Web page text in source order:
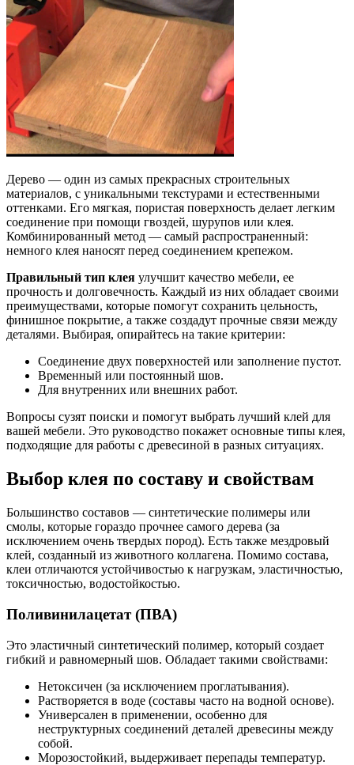
Дерево — один из самых прекрасных строительных
материалов, с уникальными текстурами и естественными
оттенками. Его мягкая, пористая поверхность делает легким
соединение при помощи гвоздей, шурупов или клея.
Комбинированный метод — самый распространенный:
немного клея наносят перед соединением крепежом.
Правильный тип клея улучшит качество мебели, ее
прочность и долговечность. Каждый из них обладает своими
преимуществами, которые помогут сохранить цельность,
финишное покрытие, а также создадут прочные связи между
деталями. Выбирая, опирайтесь на такие критерии:
Соединение двух поверхностей или заполнение пустот.
Временный или постоянный шов.
Для внутренних или внешних работ.
Вопросы сузят поиски и помогут выбрать лучший клей для
вашей мебели. Это руководство покажет основные типы клея,
подходящие для работы с древесиной в разных ситуациях.
Выбор клея по составу и свойствам
Большинство составов — синтетические полимеры или
смолы, которые гораздо прочнее самого дерева (за
исключением очень твердых пород). Есть также мездровый
клей, созданный из животного коллагена. Помимо состава,
клеи отличаются устойчивостью к нагрузкам, эластичностью,
токсичностью, водостойкостью.
Поливинилацетат (ПВА)
Это эластичный синтетический полимер, который создает
гибкий и равномерный шов. Обладает такими свойствами:
Нетоксичен (за исключением проглатывания).
Растворяется в воде (составы часто на водной основе).
Универсален в применении, особенно для
неструктурных соединений деталей древесины между
собой.
Морозостойкий, выдерживает перепады температур.